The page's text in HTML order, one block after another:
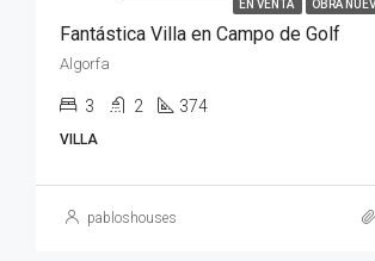
EN VENTA OBRA
Fantástica Villa en Campo de Golf
Algorfa
3 2 374
VILLA
pabloshouses